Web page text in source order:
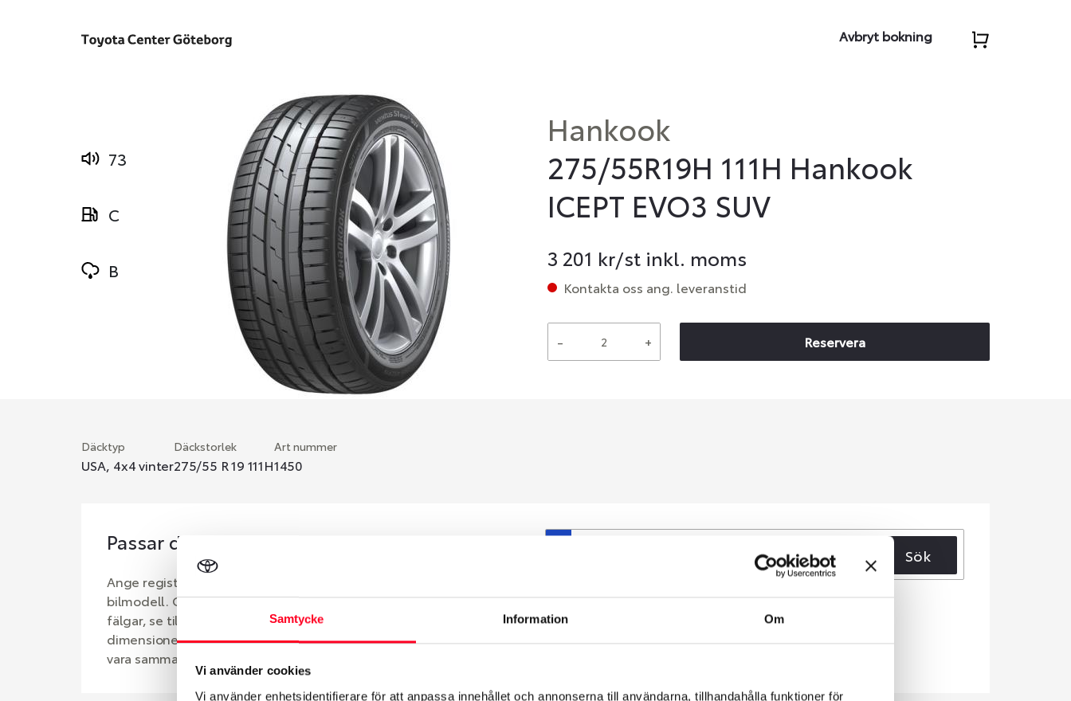
Samtycke Information Om
Vi använder cookies
Vi använder enhetsidentifierare för att anpassa innehållet och annonserna till användarna, tillhandahålla funktioner för
Avbryt bokning
73
C
B
Hankook
275/55R19H 111H Hankook
ICEPT EVO3 SUV
3 201 kr/st inkl. moms
Kontakta oss ang. leveranstid
- + Reservera
Däcktyp
USA, 4x4 vinter
Däckstorlek
275/55 R 19 111H
Art nummer
1450
Passar detta däck min bil?
Ange registreringsnummer för att se om det däck du valt passar din
bilmodell. Om du köper däck som skall sättas på dina befintliga
fälgar, se till att kolla en extra gång så att däck och fälg har samma
dimensioner. Ibland kan fälgen ha bytts ut under årens lopp och inte
vara samma dimension som bilen hade ut från fabrik.
Sök